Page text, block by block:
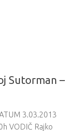
Sutorman –
3.03.2013
VODIČ Rajko